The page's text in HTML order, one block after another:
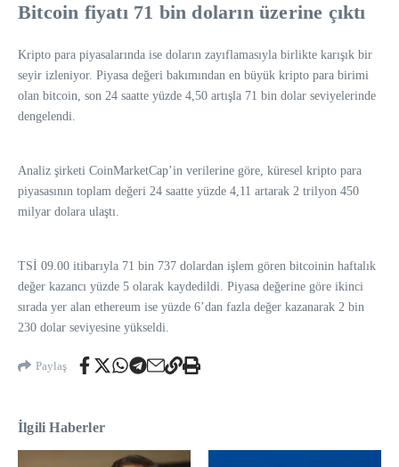
Bitcoin fiyatı 71 bin doların üzerine çıktı
Kripto para piyasalarında ise doların zayıflamasıyla birlikte karışık bir
seyir izleniyor. Piyasa değeri bakımından en büyük kripto para birimi
olan bitcoin, son 24 saatte yüzde 4,50 artışla 71 bin dolar seviyelerinde
dengelendi.
Analiz şirketi CoinMarketCap’in verilerine göre, küresel kripto para
piyasasının toplam değeri 24 saatte yüzde 4,11 artarak 2 trilyon 450
milyar dolara ulaştı.
TSİ 09.00 itibarıyla 71 bin 737 dolardan işlem gören bitcoinin haftalık
değer kazancı yüzde 5 olarak kaydedildi. Piyasa değerine göre ikinci
sırada yer alan ethereum ise yüzde 6’dan fazla değer kazanarak 2 bin
230 dolar seviyesine yükseldi.
Paylaş
İlgili Haberler